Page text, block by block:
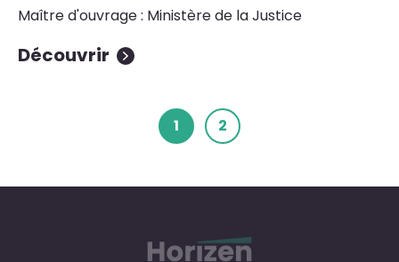
Maître d'ouvrage : Ministère de la Justice
Découvrir
1 2